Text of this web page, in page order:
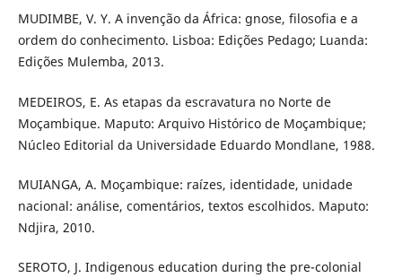
MUDIMBE, V. Y. A invenção da África: gnose, filosofia e a
ordem do conhecimento. Lisboa: Edições Pedago; Luanda:
Edições Mulemba, 2013.
MEDEIROS, E. As etapas da escravatura no Norte de
Moçambique. Maputo: Arquivo Histórico de Moçambique;
Núcleo Editorial da Universidade Eduardo Mondlane, 1988.
MUIANGA, A. Moçambique: raízes, identidade, unidade
nacional: análise, comentários, textos escolhidos. Maputo:
Ndjira, 2010.
SEROTO, J. Indigenous education during the pre-colonial